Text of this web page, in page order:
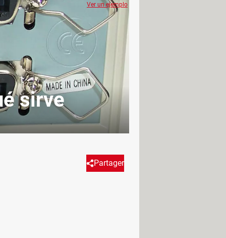
sirve
Partager
utiliza para permitir la
adaptador SCSI o
Ver un ejemplo